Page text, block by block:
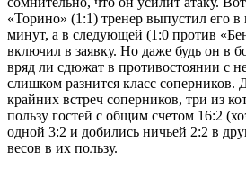
«Торино» (1:1) тренер выпустил его в
минут, а в следующей (1:0 против
включил в заявку. Но даже будь он в
вряд ли сдюжат в противостоянии с
слишком разнится класс соперников.
крайних встреч соперников, три из
пользу гостей с общим счетом 16:2
одной 3:2 и добились ничьей 2:2 в
весов в их пользу.